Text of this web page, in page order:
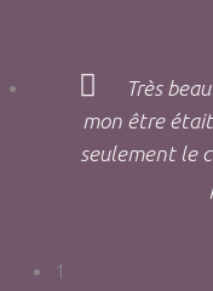
Très
mon être était
seulement le
1